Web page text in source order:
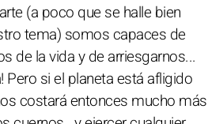
(a poco que se halle bien
tema) somos capaces de
de la vida y de arriesgarnos...
Pero si el planeta está afligido
costará entonces mucho más